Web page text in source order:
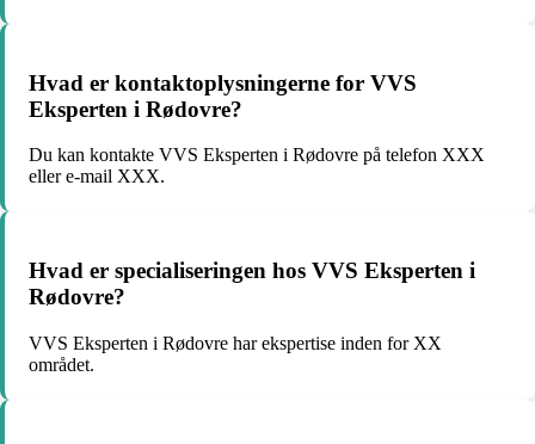
Hvad er kontaktoplysningerne for VVS
Eksperten i Rødovre?
Du kan kontakte VVS Eksperten i Rødovre på telefon XXX
eller e-mail XXX.
Hvad er specialiseringen hos VVS Eksperten i
Rødovre?
VVS Eksperten i Rødovre har ekspertise inden for XX
området.